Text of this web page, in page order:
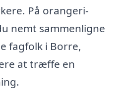
På orangeri-
nemt sammenligne
fagfolk i Borre,
at træffe en